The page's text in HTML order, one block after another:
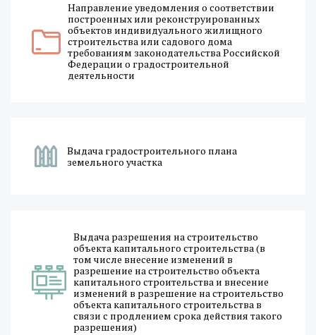
Направление уведомления о соответствии
построенных или реконструированных
объектов индивидуального жилищного
строительства или садового дома
требованиям законодательства Российской
Федерации о градостроительной
деятельности
Выдача градостроительного плана
земельного участка
Выдача разрешения на строительство
объекта капитального строительства (в
том числе внесение изменений в
разрешение на строительство объекта
капитального строительства и внесение
изменений в разрешение на строительство
объекта капитального строительства в
связи с продлением срока действия такого
разрешения)